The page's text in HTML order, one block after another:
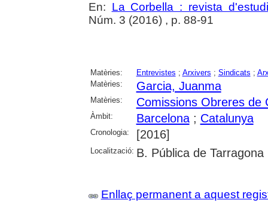
En: La Corbella : revista
Núm. 3 (2016) , p. 88-91
Matèries: Entrevistes ; Arxivers ; Sindicats ;
Matèries:
Garcia, Juanma
Matèries: Comissions Obreres de
Àmbit: Barcelona; Catalunya
Cronologia: [2016]
Localització: B. Pública de Tarragona
Enllaç permanent a aquest